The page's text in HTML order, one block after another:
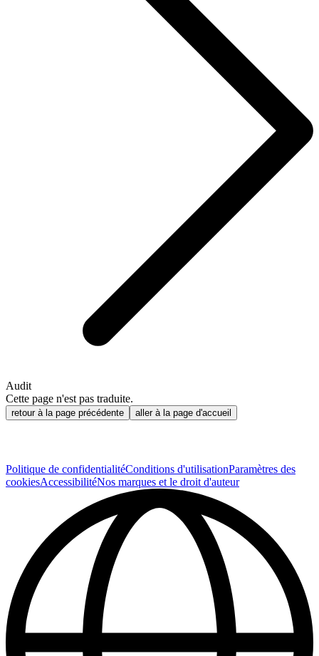
Audit
Cette page n'est pas traduite.
retour à la page précédente aller à la page d'accueil
Politique de confidentialitéConditions d'utilisationParamètres des
cookiesAccessibilitéNos marques et le droit d'auteur